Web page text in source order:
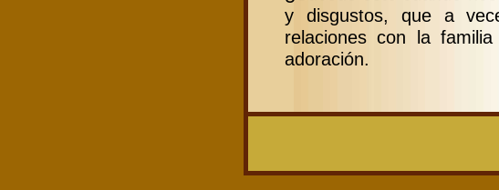
y disgustos, que a
relaciones con la
adoración.